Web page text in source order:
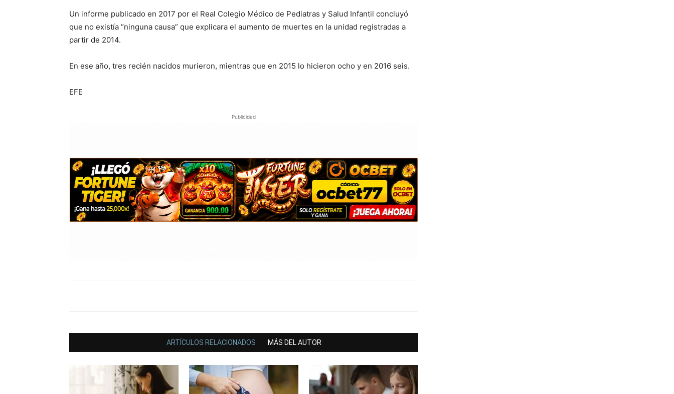
Un informe publicado en 2017 por el Real Colegio Médico de Pediatras y Salud Infantil concluyó
que no existía “ninguna causa” que explicara el aumento de muertes en la unidad registradas a
partir de 2014.
En ese año, tres recién nacidos murieron, mientras que en 2015 lo hicieron ocho y en 2016 seis.
EFE
Publicidad
ARTÍCULOS RELACIONADOS MÁS DEL AUTOR